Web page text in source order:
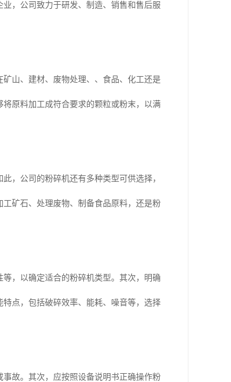
，公司致力于研发、制造、销售和售后服
山、建材、废物处理、、食品、化工还是
原料加工成符合要求的颗粒或粉末，以满
，公司的粉碎机还有多种类型可供选择，
矿石、处理废物、制备食品原料，还是粉
，以确定适合的粉碎机类型。其次，明确
点，包括破碎效率、能耗、噪音等，选择
故。其次，应按照设备说明书正确操作粉